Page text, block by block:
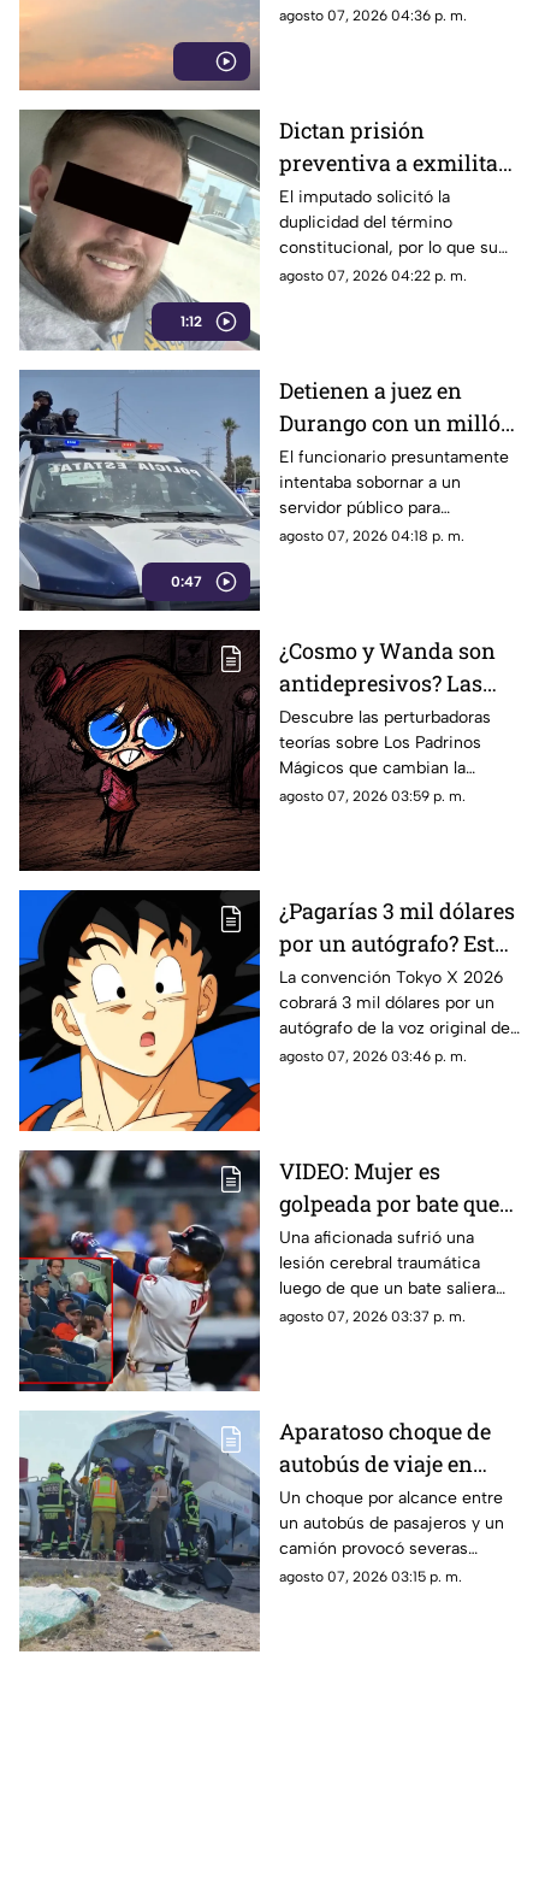
diferencia entre un día
agosto 07, 2026 04:36 p. m.
1:12
Dictan prisión
preventiva a exmilitar
estadounidense por
asesinato de tres
personas en Coahuila
El imputado solicitó la
duplicidad del término
constitucional, por lo que su
situación jurídica se definirá
agosto 07, 2026 04:22 p. m.
0:47
Detienen a juez en
Durango con un millón
de pesos y un arma de
fuego
El funcionario presuntamente
intentaba sobornar a un
servidor público para
reclasificar diversas causas
agosto 07, 2026 04:18 p. m.
¿Cosmo y Wanda son
antidepresivos? Las
perturbadoras teorías y
las hipótesis más
oscuras sobre Los
Padrinos Mágicos
Descubre las perturbadoras
teorías sobre Los Padrinos
Mágicos que cambian la
historia de Timmy Turner y el
agosto 07, 2026 03:59 p. m.
¿Pagarías 3 mil dólares
por un autógrafo? Esto
cobra quien da voz a
Goku e indigna a los
fans
La convención Tokyo X 2026
cobrará 3 mil dólares por un
autógrafo de la voz original de
Goku en Dragon Ball. Fans
agosto 07, 2026 03:46 p. m.
VIDEO: Mujer es
golpeada por bate que
salió volando en
partido de los Yankees;
los demandó por 10
millones de dólares
Una aficionada sufrió una
lesión cerebral traumática
luego de que un bate saliera
disparado hacia las gradas en
agosto 07, 2026 03:37 p. m.
Aparatoso choque de
autobús de viaje en
carretera deja un
conductor prensado y
dos heridos
Un choque por alcance entre
un autobús de pasajeros y un
camión provocó severas
afectaciones viales. El
agosto 07, 2026 03:15 p. m.